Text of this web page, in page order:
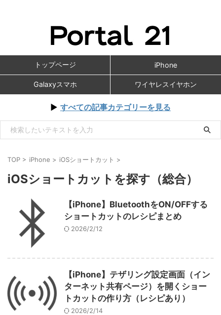
トップページ iPhone
Galaxyスマホ ワイヤレスイヤホン
▶ すべての記事カテゴリーを見る
TOP > iPhone > iOSショートカット >
iOSショートカットを探す（総合）
【iPhone】BluetoothをON/OFFする
ショートカットのレシピまとめ
2026/2/12
【iPhone】テザリング設定画面（イン
ターネット共有ページ）を開くショー
トカットの作り方（レシピあり）
2026/2/14